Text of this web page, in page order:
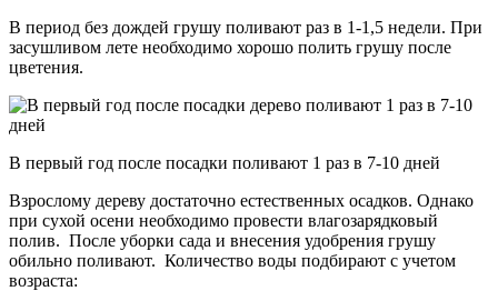
В период без дождей грушу поливают раз в 1-1,5 недели. При
засушливом лете необходимо хорошо полить грушу после
цветения.
В первый год после посадки поливают 1 раз в 7-10 дней
Взрослому дереву достаточно естественных осадков. Однако
при сухой осени необходимо провести влагозарядковый
полив. После уборки сада и внесения удобрения грушу
обильно поливают. Количество воды подбирают с учетом
возраста: